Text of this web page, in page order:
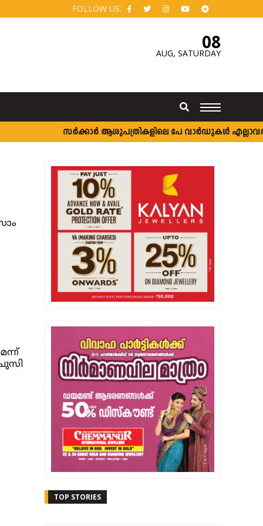
FOLLOW US:
08
AUG, SATURDAY
സർക്കാർ ആശുപത്രികളിലെ പേ വാർഡുകൾ എല്ലാവർക്കും;
TOP STORIES